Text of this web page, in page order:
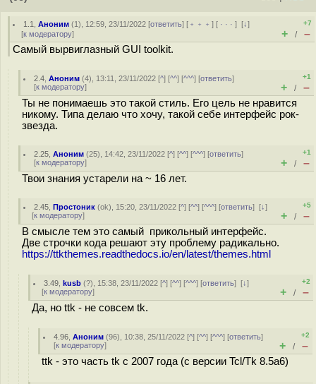
1.1 ,Аноним (1), 12:59, 23/11/2022 [ответить] [ ﹢﹢﹢] [ · · ·][↓]
[к модератору]
+7
+ / –
Самый вырвиглазный GUI toolkit.
2.4 ,Аноним (4), 13:11, 23/11/2022 [^] [^^] [^^^] [ответить]
[к модератору]
+1
+ / –
Ты не понимаешь это такой стиль. Его цель не нравится
никому. Типа делаю что хочу, такой себе интерфейс рок-
звезда.
2.25 ,Аноним (25), 14:42, 23/11/2022 [^] [^^] [^^^] [ответить]
[к модератору]
+1
+ / –
Твои знания устарели на ~ 16 лет.
2.45 ,Простоник (ok), 15:20, 23/11/2022 [^] [^^] [^^^] [ответить][↓]
[к модератору]
+5
+ / –
В смысле тем это самый прикольный интерфейс.
Две строчки кода решают эту проблему радикально.
https://ttkthemes.readthedocs.io/en/latest/themes.html
3.49 ,kusb (?), 15:38, 23/11/2022 [^] [^^] [^^^] [ответить][↓]
[к модератору]
+2
+ / –
Да, но ttk - не совсем tk.
4.96 ,Аноним (96), 10:38, 25/11/2022 [^] [^^] [^^^] [ответить]
[к модератору]
+2
+ / –
ttk - это часть tk c 2007 года (с версии Tcl/Tk 8.5a6)